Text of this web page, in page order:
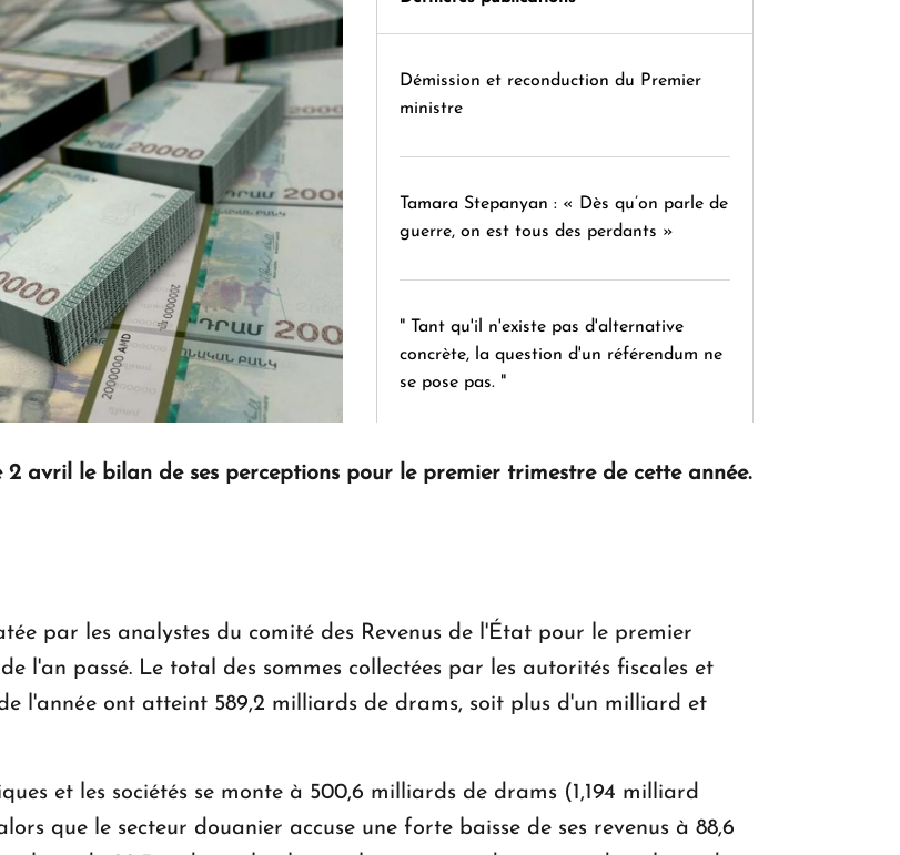
Démission et reconduction du Premier
ministre
Tamara Stepanyan : « Dès qu’on parle de
guerre, on est tous des perdants »
" Tant qu'il n'existe pas d'alternative
concrète, la question d'un référendum ne
se pose pas. "
KASA : 30 ans d'audace, de résilience et
d'Arménie ouvrira ses portes à Dilijan
2 avril le bilan de ses perceptions pour le premier trimestre de cette année.
par les analystes du comité des Revenus de l'État pour le premier
l'an passé. Le total des sommes collectées par les autorités fiscales et
l'année ont atteint 589,2 milliards de drams, soit plus d'un milliard et
et les sociétés se monte à 500,6 milliards de drams (1,194 milliard
que le secteur douanier accuse une forte baisse de ses revenus à 88,6